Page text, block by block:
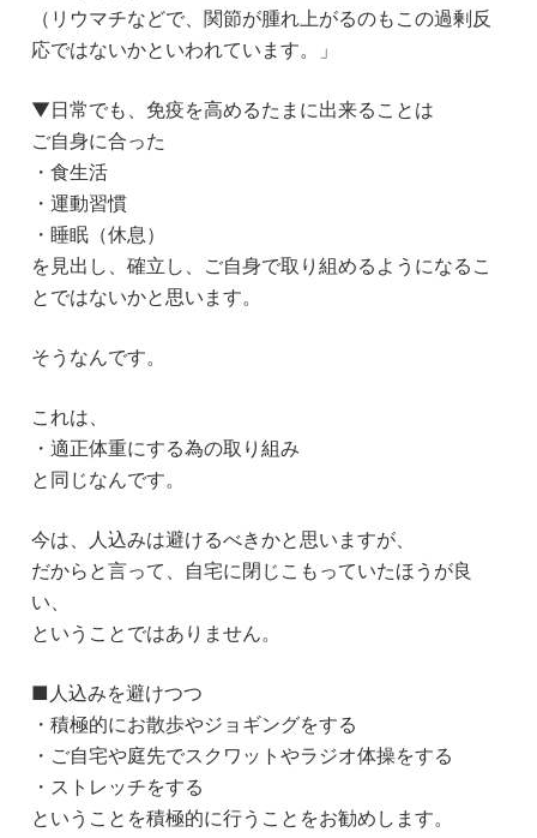
（リウマチなどで、関節が腫れ上がるのもこの過剰反
応ではないかといわれています。」
▼日常でも、免疫を高めるたまに出来ることは
ご自身に合った
・食生活
・運動習慣
・睡眠（休息）
を見出し、確立し、ご自身で取り組めるようになるこ
とではないかと思います。
そうなんです。
これは、
・適正体重にする為の取り組み
と同じなんです。
今は、人込みは避けるべきかと思いますが、
だからと言って、自宅に閉じこもっていたほうが良
い、
ということではありません。
■人込みを避けつつ
・積極的にお散歩やジョギングをする
・ご自宅や庭先でスクワットやラジオ体操をする
・ストレッチをする
ということを積極的に行うことをお勧めします。